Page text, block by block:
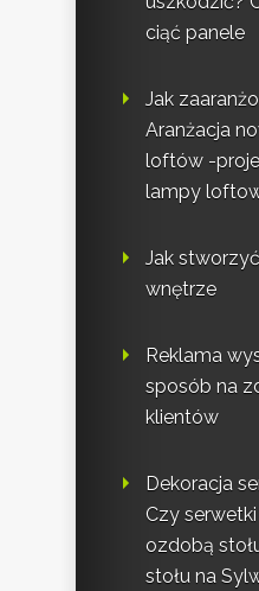
ciąć panele
Jak
Aranżacja
loftów -
lampy
Jak
wnętrze
Reklama
sposób na
klientów
Dekoracja
Czy
ozdobą
stołu na